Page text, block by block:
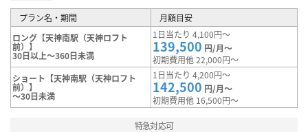
プラン名・期間
月額目安
ロング【天神南駅（天神ロフト
前）】
30日以上～360日未満
1日当たり 4,100円～
139,500 円/月～
初期費用他 22,000円～
ショート【天神南駅（天神ロフト
前）】
～30日未満
1日当たり 4,200円～
142,500 円/月～
初期費用他 16,500円～
特急対応可